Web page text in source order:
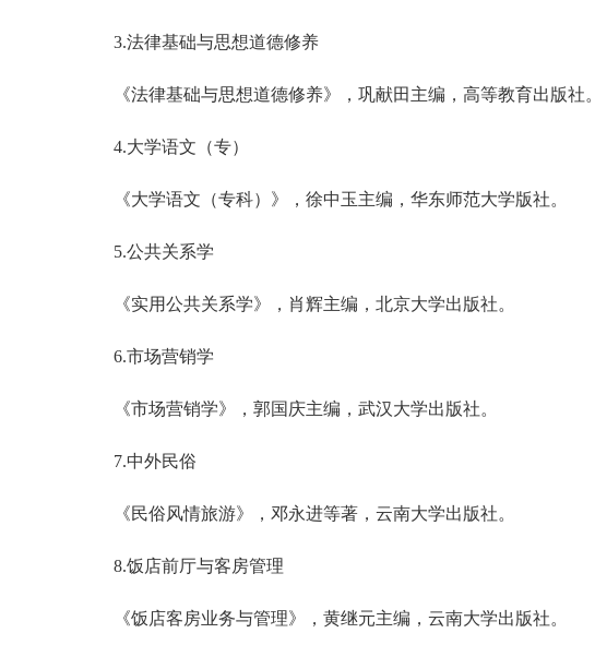
3.法律基础与思想道德修养
《法律基础与思想道德修养》，巩献田主编，高等教育出版社。
4.大学语文（专）
《大学语文（专科）》，徐中玉主编，华东师范大学版社。
5.公共关系学
《实用公共关系学》，肖辉主编，北京大学出版社。
6.市场营销学
《市场营销学》，郭国庆主编，武汉大学出版社。
7.中外民俗
《民俗风情旅游》，邓永进等著，云南大学出版社。
8.饭店前厅与客房管理
《饭店客房业务与管理》，黄继元主编，云南大学出版社。